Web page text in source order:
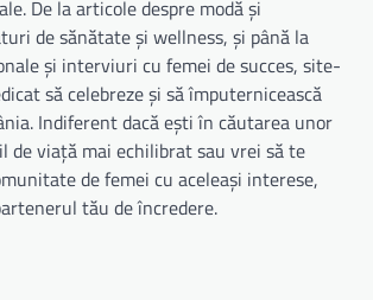
De la articole despre modă și
de sănătate și wellness, și până la
și interviuri cu femei de succes, site-
să celebreze și să împuternicească
Indiferent dacă ești în căutarea unor
de viață mai echilibrat sau vrei să te
de femei cu aceleași interese,
tău de încredere.